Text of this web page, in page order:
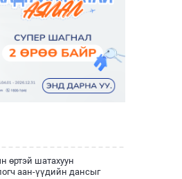
өртэй шатахуун
аан-үүдийн дансыг